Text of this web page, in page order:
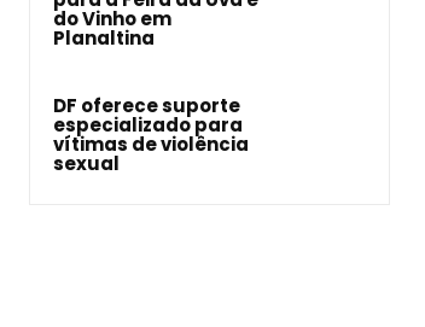
do Vinho em
Planaltina
DF oferece suporte
especializado para
vítimas de violência
sexual